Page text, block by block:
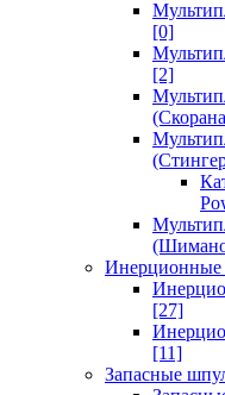
[0]
[2]
Инерционные
[27]
[11]
Запасные